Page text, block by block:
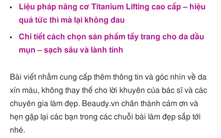
Liệu pháp nâng cơ Titanium Lifting cao cấp – hiệu
quả tức thì mà lại không đau
Chi tiết cách chọn sản phẩm tẩy trang cho da dầu
mụn – sạch sâu và lành tính
Bài viết nhằm cung cấp thêm thông tin và góc nhìn về da
xỉn màu, không thay thế cho lời khuyên của bác sĩ và các
chuyên gia làm đẹp. Beaudy.vn chân thành cảm ơn và
hẹn gặp lại các bạn trong các chuỗi bài làm đẹp sắp tới
nhé.